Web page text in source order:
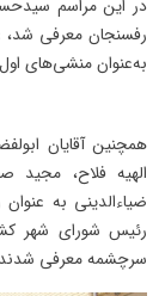
در این مراسم
رفسنجان معرفی شد،
به‌عنوان منشی‌های
همچنین آقایان
الهیه فلاح، مجید
ضیاءالدینی به
رئیس شورای شهر
سرچشمه معرفی